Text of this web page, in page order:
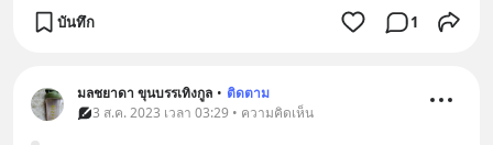
บันทึก 1
มลชยาดา ขุนบรรเทิงกูล • ติดตาม
3 ส.ค. 2023 เวลา 03:29 • ความคิดเห็น